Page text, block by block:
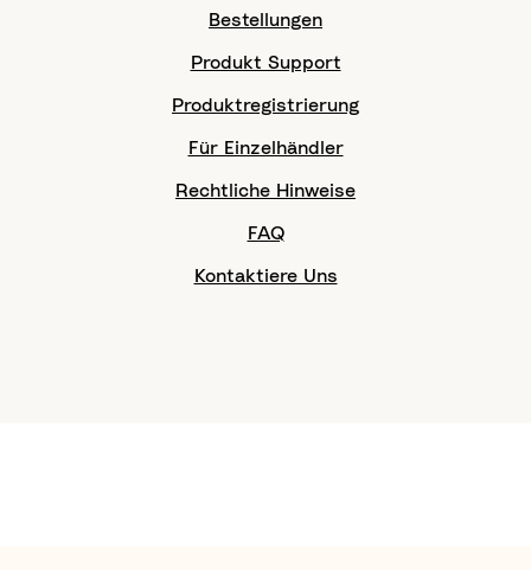
Bestellungen
Produkt Support
Produktregistrierung
Für Einzelhändler
Rechtliche Hinweise
FAQ
Kontaktiere Uns